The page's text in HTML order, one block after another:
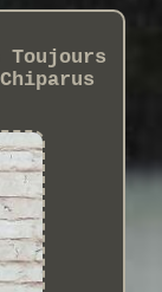
Toujours